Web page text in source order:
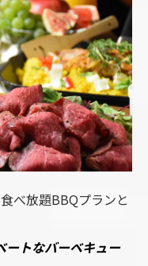
べ放題BBQプランと
ートなバーベキュー